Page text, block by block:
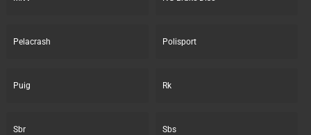
Pelacrash Polisport
Puig Rk
Sbr Sbs